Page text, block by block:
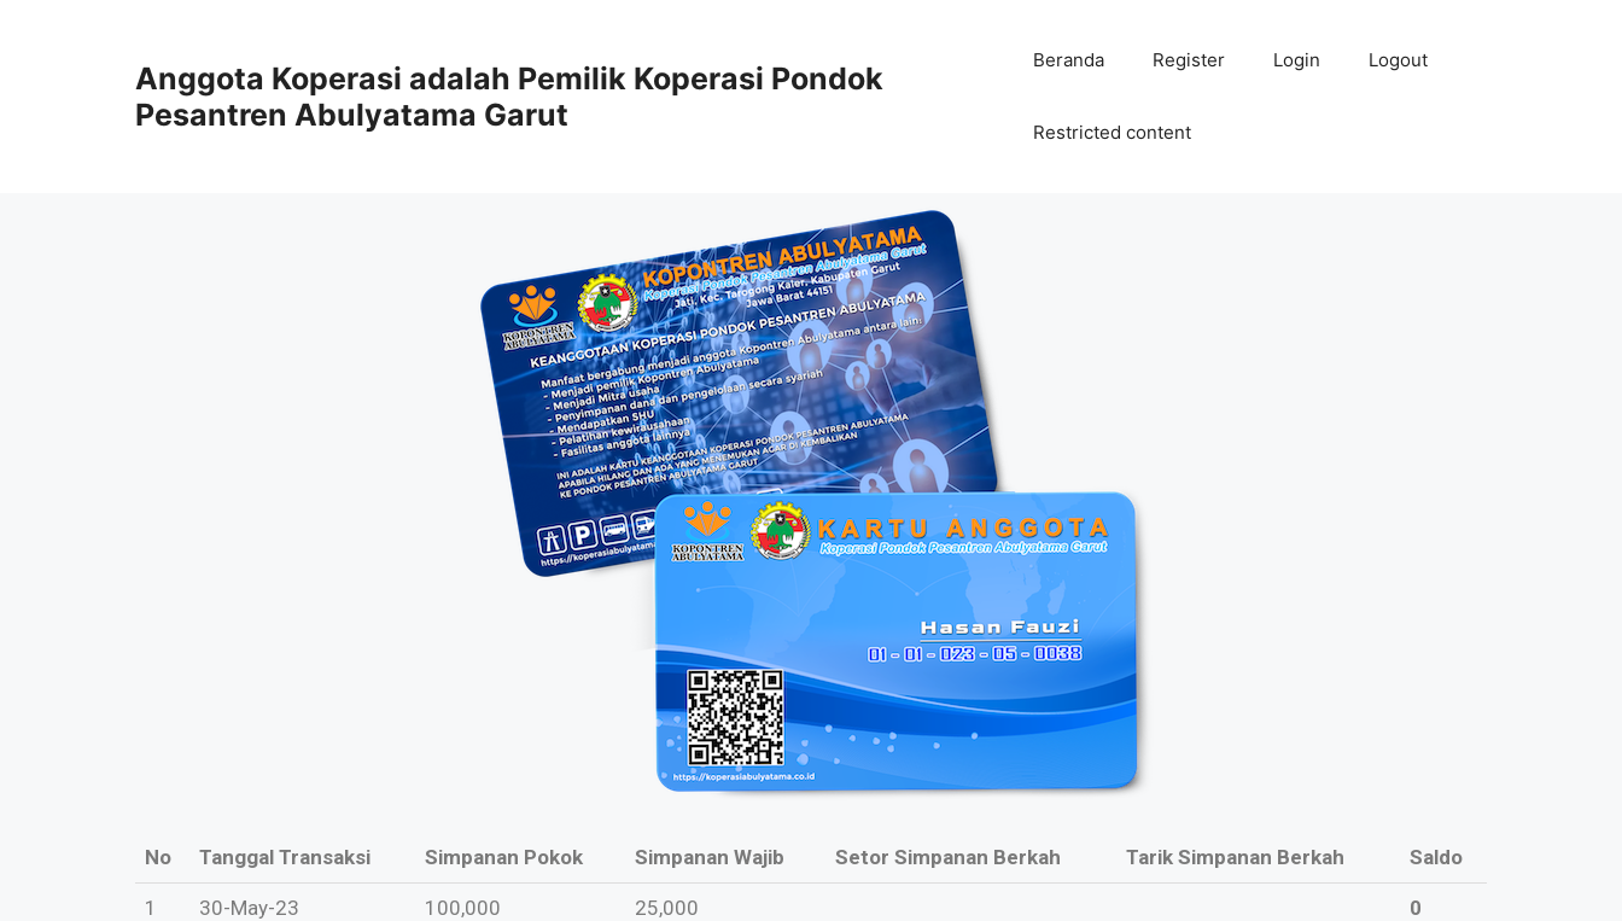
Anggota Koperasi adalah Pemilik Koperasi Pondok
Pesantren Abulyatama Garut
Beranda Register Login Logout
Restricted content
No Tanggal Transaksi Simpanan Pokok Simpanan Wajib Setor Simpanan Berkah Tarik Simpanan Berkah Saldo
1 30-May-23 100,000 25,000 0